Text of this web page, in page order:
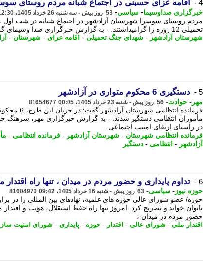
4 - اقامه عزای حسینی در اجتماع شبانه مردم روستای
خبرگزاری صداوسیما- سیاسی- 53 روز پیش - سه شنبه 26 خرداد 1405، 12:30
مردم روستای سوسرا شهرستان آزادشهر در اجتماع شبانه در شب
تحمیلی 12 روزه را گرامیداشتند. - به گزارش خبرگزاری صدا وسیمای گلستان ، مردم روستای ...
شهرستان آزادشهر - شهدای جنگ تحمیلی - اقامه عزای - شهرستان -
5 - دستگیری 6 محکوم متواری در آزادشهر
مهر - حوادث- 56 روز پیش - شنبه 23 خرداد 1405، 00:05 81654677
فرمانده انتظامی
مأموران انتظامی دستگیر شدند. - به گزارش خبرگزاری مهر، سرهنگ
در راستای ارتقای امنیت اجتماعی ...
فرمانده انتظامی شهرستان - شهرستان آزادشهر - فرمانده انتظامی -
آزادشهر - انتظامی - دستگیر
6 - تداوم پایداری و حضور مردم در میدان ، تنها راه
حوزه نیوز - سیاسی- 63 روز پیش - شنبه 16 خرداد 1405، 09:42 81604970
حوزه/ عضو شورای عالی حوزه های علمیه، نهادهای بین المللی را در
ناتوان خواند و تصریح کرد: امروز تنها راه حفظ استقلال، هویت و اقتدار
حضور مردم در میدان ،
اقتدار ملی - شورای عالی - اقتدار - حوزه - پایداری - شورای امنیت